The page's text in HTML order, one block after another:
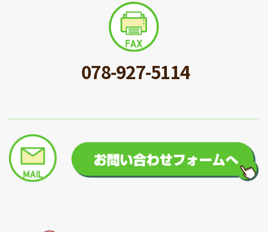
078-927-5114